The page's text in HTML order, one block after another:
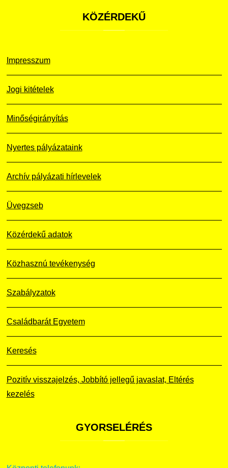
KÖZÉRDEKŰ
Impresszum
Jogi kitételek
Minőségirányítás
Nyertes pályázataink
Archív pályázati hírlevelek
Üvegzseb
Közérdekű adatok
Közhasznú tevékenység
Szabályzatok
Családbarát Egyetem
Keresés
Pozitív visszajelzés, Jobbító jellegű javaslat, Eltérés
kezelés
GYORSELÉRÉS